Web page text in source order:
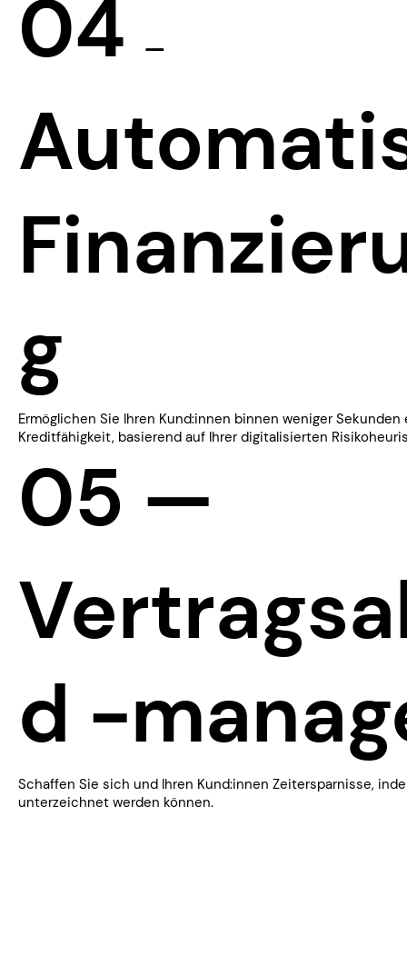
04
—
​Ermöglichen Sie Ihren Kund:innen binnen weniger
Kreditfähigkeit, basierend auf Ihrer digitalisierten
g
05 —
​Schaffen Sie sich und Ihren Kund:innen Zeitersparnisse,
unterzeichnet werden können.
d -